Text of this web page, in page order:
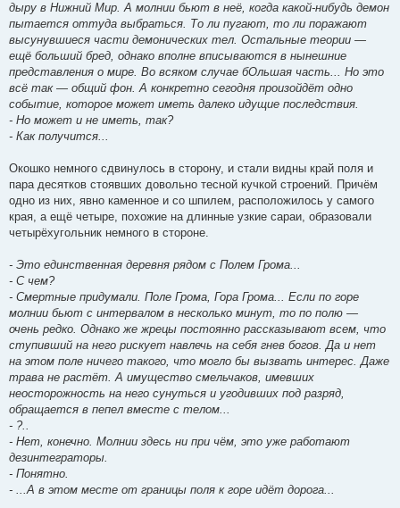
дыру в Нижний Мир. А молнии бьют в неё, когда какой-нибудь демон
пытается оттуда выбраться. То ли пугают, то ли поражают
высунувшиеся части демонических тел. Остальные теории —
ещё больший бред, однако вполне вписываются в нынешние
представления о мире. Во всяком случае бОльшая часть... Но это
всё так — общий фон. А конкретно сегодня произойдёт одно
событие, которое может иметь далеко идущие последствия.
- Но может и не иметь, так?
- Как получится...
Окошко немного сдвинулось в сторону, и стали видны край поля и
пара десятков стоявших довольно тесной кучкой строений. Причём
одно из них, явно каменное и со шпилем, расположилось у самого
края, а ещё четыре, похожие на длинные узкие сараи, образовали
четырёхугольник немного в стороне.
- Это единственная деревня рядом с Полем Грома...
- С чем?
- Смертные придумали. Поле Грома, Гора Грома... Если по горе
молнии бьют с интервалом в несколько минут, то по полю —
очень редко. Однако же жрецы постоянно рассказывают всем, что
ступивший на него рискует навлечь на себя гнев богов. Да и нет
на этом поле ничего такого, что могло бы вызвать интерес. Даже
трава не растёт. А имущество смельчаков, имевших
неосторожность на него сунуться и угодивших под разряд,
обращается в пепел вместе с телом...
- ?..
- Нет, конечно. Молнии здесь ни при чём, это уже работают
дезинтеграторы.
- Понятно.
- ...А в этом месте от границы поля к горе идёт дорога...